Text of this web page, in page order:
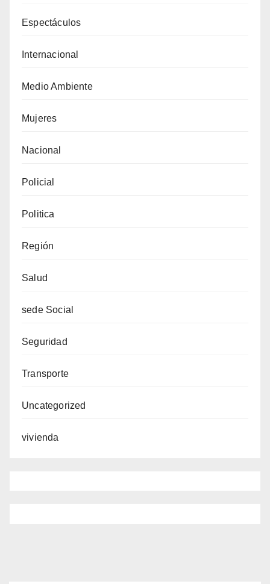
Espectáculos
Internacional
Medio Ambiente
Mujeres
Nacional
Policial
Politica
Región
Salud
sede Social
Seguridad
Transporte
Uncategorized
vivienda